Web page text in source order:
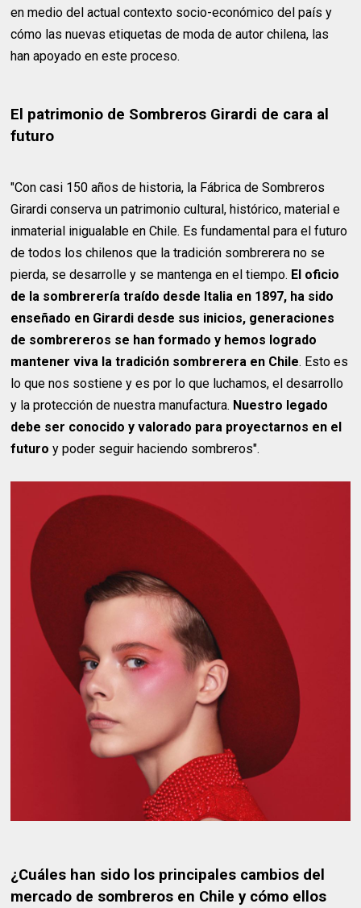
en medio del actual contexto socio-económico del país y
cómo las nuevas etiquetas de moda de autor chilena, las
han apoyado en este proceso.
El patrimonio de Sombreros Girardi de cara al
futuro
"Con casi 150 años de historia, la Fábrica de Sombreros
Girardi conserva un patrimonio cultural, histórico, material e
inmaterial inigualable en Chile. Es fundamental para el futuro
de todos los chilenos que la tradición sombrerera no se
pierda, se desarrolle y se mantenga en el tiempo. El oficio
de la sombrerería traído desde Italia en 1897, ha sido
enseñado en Girardi desde sus inicios, generaciones
de sombrereros se han formado y hemos logrado
mantener viva la tradición sombrerera en Chile. Esto es
lo que nos sostiene y es por lo que luchamos, el desarrollo
y la protección de nuestra manufactura. Nuestro legado
debe ser conocido y valorado para proyectarnos en el
futuro y poder seguir haciendo sombreros".
¿Cuáles han sido los principales cambios del
mercado de sombreros en Chile y cómo ellos